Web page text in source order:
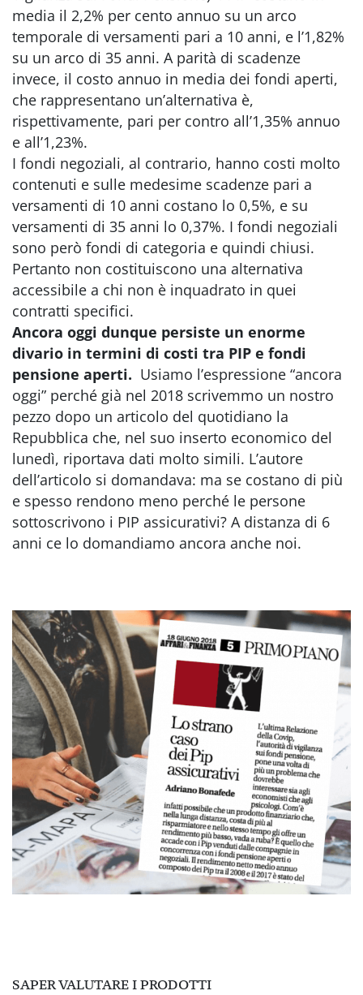
media il 2,2% per cento annuo su un arco
temporale di versamenti pari a 10 anni, e l’1,82%
su un arco di 35 anni. A parità di scadenze
invece, il costo annuo in media dei fondi aperti,
che rappresentano un’alternativa è,
rispettivamente, pari per contro all’1,35% annuo
e all’1,23%.
I fondi negoziali, al contrario, hanno costi molto
contenuti e sulle medesime scadenze pari a
versamenti di 10 anni costano lo 0,5%, e su
versamenti di 35 anni lo 0,37%. I fondi negoziali
sono però fondi di categoria e quindi chiusi.
Pertanto non costituiscono una alternativa
accessibile a chi non è inquadrato in quei
contratti specifici.
Ancora oggi dunque persiste un enorme
divario in termini di costi tra PIP e fondi
pensione aperti. Usiamo l’espressione “ancora
oggi” perché già nel 2018 scrivemmo un nostro
pezzo dopo un articolo del quotidiano la
Repubblica che, nel suo inserto economico del
lunedì, riportava dati molto simili. L’autore
dell’articolo si domandava: ma se costano di più
e spesso rendono meno perché le persone
sottoscrivono i PIP assicurativi? A distanza di 6
anni ce lo domandiamo ancora anche noi.
SAPER VALUTARE I PRODOTTI